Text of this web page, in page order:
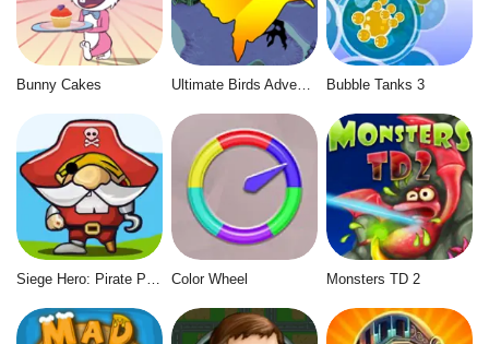
Bunny Cakes Ultimate Birds Adventure Bubble Tanks 3
Siege Hero: Pirate Pillage Color Wheel Monsters TD 2